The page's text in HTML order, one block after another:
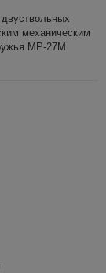
механическим
МР-27М